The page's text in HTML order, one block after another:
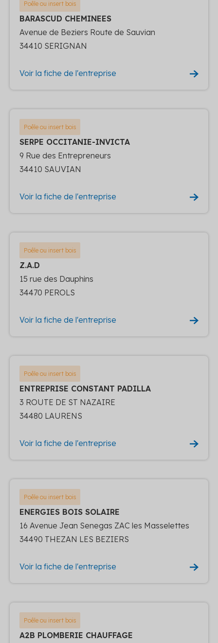
Poêle ou insert bois
BARASCUD CHEMINEES
Avenue de Beziers Route de Sauvian
34410 SERIGNAN
Voir la fiche de l'entreprise
Poêle ou insert bois
SERPE OCCITANIE-INVICTA
9 Rue des Entrepreneurs
34410 SAUVIAN
Voir la fiche de l'entreprise
Poêle ou insert bois
Z.A.D
15 rue des Dauphins
34470 PEROLS
Voir la fiche de l'entreprise
Poêle ou insert bois
ENTREPRISE CONSTANT PADILLA
3 ROUTE DE ST NAZAIRE
34480 LAURENS
Voir la fiche de l'entreprise
Poêle ou insert bois
ENERGIES BOIS SOLAIRE
16 Avenue Jean Senegas ZAC les Masselettes
34490 THEZAN LES BEZIERS
Voir la fiche de l'entreprise
Poêle ou insert bois
A2B PLOMBERIE CHAUFFAGE